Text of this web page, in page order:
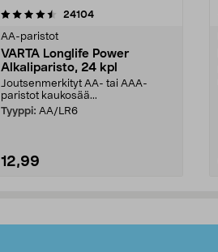
24104arvostelut
AA-paristot
VARTA Longlife Power
Alkaliparisto, 24 kpl
Joutsenmerkityt AA- tai AAA-
paristot kaukosää...
Tyyppi: AA/LR6
12,99
4.5viidestä